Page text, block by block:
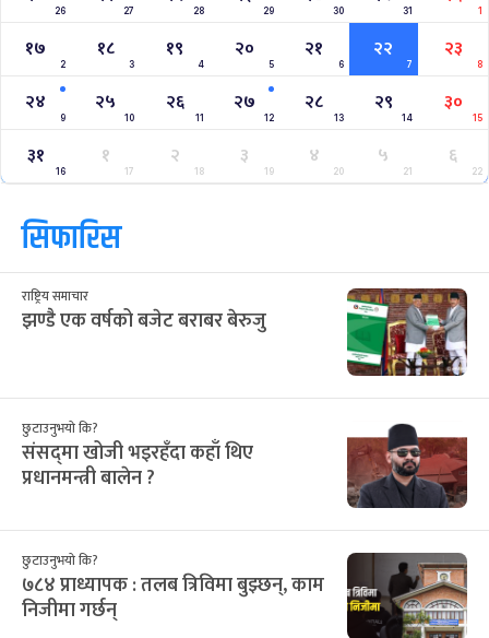
26 27 28 29 30 31 1
१७
2
१८
3
१९
4
२०
5
२१
6
२२
7
२३
8
२४
9
२५
10
२६
11
२७
12
२८
13
२९
14
३०
15
३१
16
१
17
२
18
३
19
४
20
५
21
६
22
सिफारिस
राष्ट्रिय समाचार
झण्डै एक वर्षको बजेट बराबर बेरुजु
छुटाउनुभयो कि?
संसद्‌मा खोजी भइरहँदा कहाँ थिए
प्रधानमन्त्री बालेन ?
छुटाउनुभयो कि?
७८४ प्राध्यापक : तलब त्रिविमा बुझ्छन्, काम
निजीमा गर्छन्